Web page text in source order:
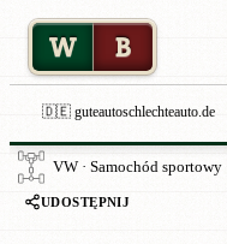
W B
🇩🇪 guteautoschlechteauto.de
VW · Samochód sportowy
UDOSTĘPNIJ